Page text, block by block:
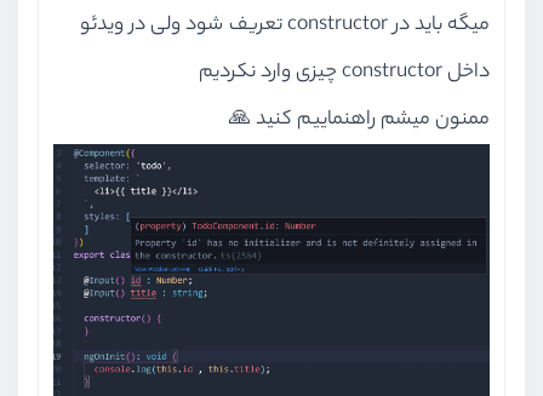
میگه باید در constructor تعریف شود ولی در ویدئو
داخل constructor چیزی وارد نکردیم
ممنون میشم راهنماییم کنید 🙏